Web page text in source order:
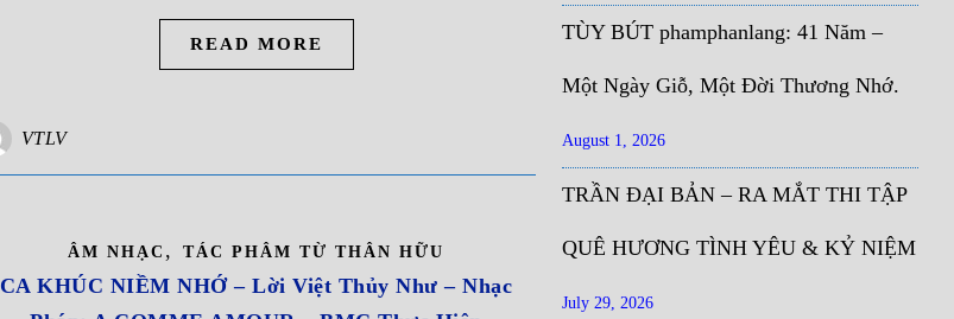
READ MORE
VTLV
ÂM NHẠC , TÁC PHÂM TỪ THÂN HỮU
CA KHÚC NIỀM NHỚ – Lời Việt Thủy Như – Nhạc
TÙY BÚT phamphanlang: 41 Năm –
Một Ngày Giỗ, Một Đời Thương Nhớ.
August 1, 2026
TRẦN ĐẠI BẢN – RA MẮT THI TẬP
QUÊ HƯƠNG TÌNH YÊU & KỶ NIỆM
July 29, 2026